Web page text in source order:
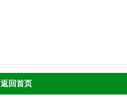
返回首页